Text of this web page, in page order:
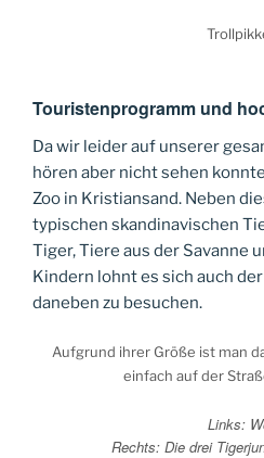
Touristenprogramm und
Da wir leider auf unserer
hören aber nicht sehen
Zoo in Kristiansand. Neben
typischen skandinavischen
Tiger, Tiere aus der Savanne
Kindern lohnt es sich auch
daneben zu besuchen.
Aufgrund ihrer Größe ist man
einfach auf der
Links:
Rechts: Die drei